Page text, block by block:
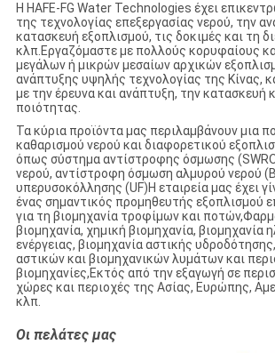
Η HAFE-FG Water Technologies έχει
της τεχνολογίας επεξεργασίας νερού, την
κατασκευή εξοπλισμού, τις δοκιμές και τη
κλπ.Εργαζόμαστε με πολλούς κορυφαίους
μεγάλων ή μικρών μεσαίων αρχικών
ανάπτυξης υψηλής τεχνολογίας της Κίνας,
με την έρευνα και ανάπτυξη, την κατασκευή
ποιότητας.
Τα κύρια προϊόντα μας περιλαμβάνουν μια
καθαρισμού νερού και διαφορετικού
όπως σύστημα αντίστροφης όσμωσης
νερού, αντίστροφη όσμωση αλμυρού νερού
υπερυσοκόλλησης (UF)Η εταιρεία μας έχει
ένας σημαντικός προμηθευτής εξοπλισμού
για τη βιομηχανία τροφίμων και
βιομηχανία, χημική βιομηχανία, βιομηχανία
ενέργειας, βιομηχανία αστικής
αστικών και βιομηχανικών λυμάτων και
βιομηχανίες,Εκτός από την εξαγωγή σε
χώρες και περιοχές της Ασίας, Ευρώπης,
κλπ.
Οι πελάτες μας